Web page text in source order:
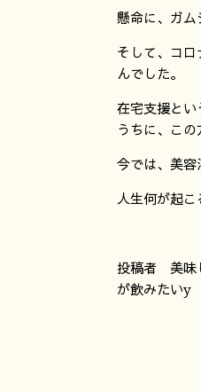
懸命に、ガム
そして、コ
んでした。
在宅支援とい
うちに、こ
今では、美容
人生何が起
投稿者 美味
が飲みたいy